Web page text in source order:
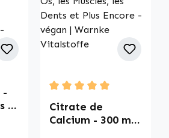
-
-
Average rating of 5 out
Citrate de
Calcium - 300 mg